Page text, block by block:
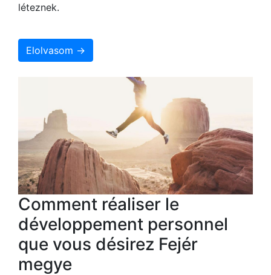
léteznek.
Elolvasom →
Comment réaliser le
développement personnel
que vous désirez Fejér
megye